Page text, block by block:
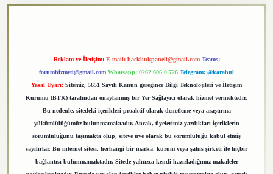
Reklam ve İletişim: E-mail: backlinkpaneli@gmail.com Teams:
forumhizmeti@gmail.com Whatsapp: 0262 606 0 726 Telegram: @karabul
Yasal Uyarı: Sitemiz, 5651 Sayılı Kanun gereğince Bilgi Teknolojileri ve İletişim
Kurumu (BTK) tarafından onaylanmış bir Yer Sağlayıcı olarak hizmet vermektedir.
Bu nedenle, sitedeki içerikleri proaktif olarak denetleme veya araştırma
yükümlülüğümüz bulunmamaktadır. Ancak, üyelerimiz yazdıkları içeriklerin
sorumluluğunu taşımakta olup, siteye üye olarak bu sorumluluğu kabul etmiş
sayılırlar. Bu internet sitesi, herhangi bir marka, kurum veya şahıs şirketi ile hiçbir
bağlantısı bulunmamaktadır. Sitede yalnızca kendi hazırladığımız makaleler